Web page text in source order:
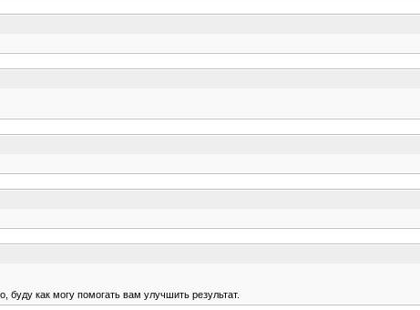
буду как могу помогать вам улучшить результат.